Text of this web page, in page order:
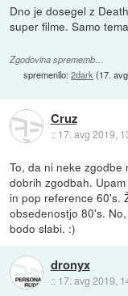
Dno je dosegel z
super filme. Samo
Zgodovina sprememb…
spremenilo:2dark (17.
Cruz
:: 17. avg 2019,
To, da ni neke zgodbe
dobrih zgodbah.
in pop reference 60's.
obsedenostjo 80's.
bodo slabi. :)
dronyx
:: 17. avg 2019,